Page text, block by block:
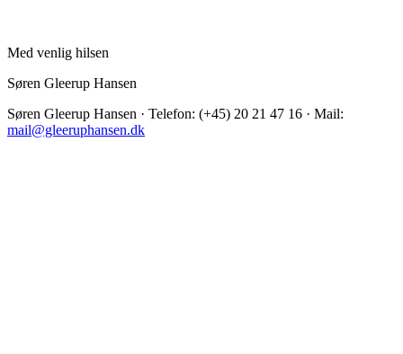
Med venlig hilsen
Søren Gleerup Hansen
Søren Gleerup Hansen · Telefon: (+45) 20 21 47 16 · Mail:
mail@gleeruphansen.dk